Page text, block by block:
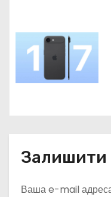
Залишити
Ваша e-mail